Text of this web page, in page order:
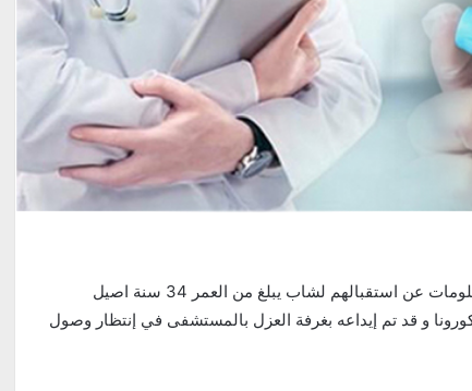
و قد تم إيداعه بغرفة العزل بالمستشفى في إنتظار وصول